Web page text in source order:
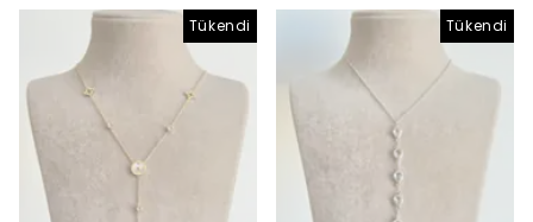
Tükendi Tükendi